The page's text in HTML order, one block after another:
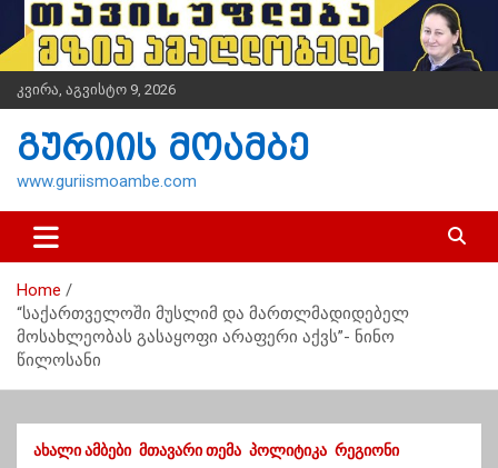
i
t
n
კვირა, აგვისტო 9, 2026
გურიის მოამბე
www.guriismoambe.com
Home
“საქართველოში მუსლიმ და მართლმადიდებელ
მოსახლეობას გასაყოფი არაფერი აქვს”- ნინო
წილოსანი
ᲐᲮᲐᲚᲘ ᲐᲛᲑᲔᲑᲘ ᲛᲗᲐᲕᲐᲠᲘ ᲗᲔᲛᲐ ᲞᲝᲚᲘᲢᲘᲙᲐ ᲠᲔᲒᲘᲝᲜᲘ